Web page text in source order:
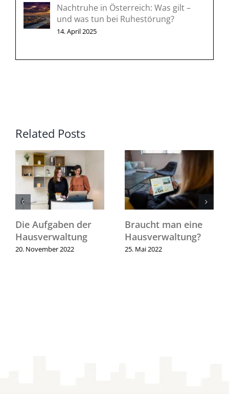
Nachtruhe in Österreich: Was gilt –
und was tun bei Ruhestörung?
14. April 2025
Related Posts
Braucht man eine
Hausverwaltung?
25. Mai 2022
Nachtruhe in
Österreich: Was gilt
– und was tun bei